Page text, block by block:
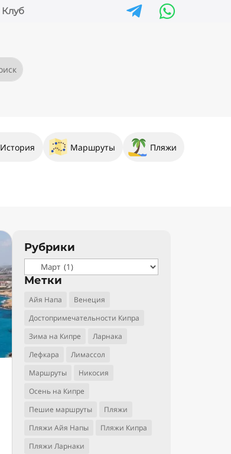
Клуб  
История Маршруты Пляжи
Рубрики
Рубрики
Метки
Айя Напа
Венеция
Достопримечательности Кипра
Зима на Кипре
Ларнака
Лефкара
Лимассол
Маршруты
Никосия
Осень на Кипре
Пешие маршруты
Пляжи
Пляжи Айя Напы
Пляжи Кипра
Пляжи Ларнаки